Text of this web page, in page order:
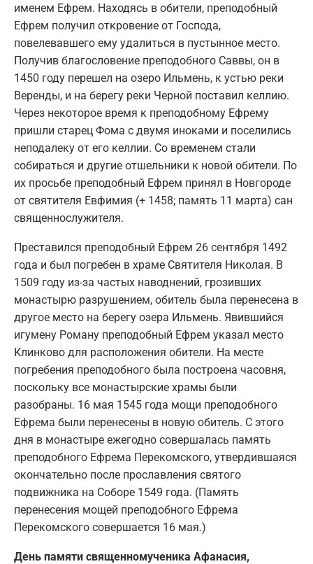
именем Ефрем. Находясь в обители, преподобный
Ефрем получил откровение от Господа,
повелевавшего ему удалиться в пустынное место.
Получив благословение преподобного Саввы, он в
1450 году перешел на озеро Ильмень, к устью реки
Веренды, и на берегу реки Черной поставил келлию.
Через некоторое время к преподобному Ефрему
пришли старец Фома с двумя иноками и поселились
неподалеку от его келлии. Со временем стали
собираться и другие отшельники к новой обители. По
их просьбе преподобный Ефрем принял в Новгороде
от святителя Евфимия (+ 1458; память 11 марта) сан
священнослужителя.
Преставился преподобный Ефрем 26 сентября 1492
года и был погребен в храме Святителя Николая. В
1509 году из-за частых наводнений, грозивших
монастырю разрушением, обитель была перенесена в
другое место на берегу озера Ильмень. Явившийся
игумену Роману преподобный Ефрем указал место
Клинково для расположения обители. На месте
погребения преподобного была построена часовня,
поскольку все монастырские храмы были
разобраны. 16 мая 1545 года мощи преподобного
Ефрема были перенесены в новую обитель. С этого
дня в монастыре ежегодно совершалась память
преподобного Ефрема Перекомского, утвердившаяся
окончательно после прославления святого
подвижника на Соборе 1549 года. (Память
перенесения мощей преподобного Ефрема
Перекомского совершается 16 мая.)
День памяти священномученика Афанасия,